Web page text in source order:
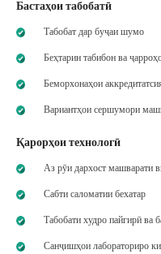
Бастаҳои табобатӣ
Табобат дар буҷаи шумо
Беҳтарин табибон ва
Беморхонаҳои
Вариантҳои сершумори
Қарорҳои технологӣ
Аз рӯи дархост машварати
Сабти саломатии бехатар
Табобати худро пайгирӣ ва
Санҷишҳои лабораториро